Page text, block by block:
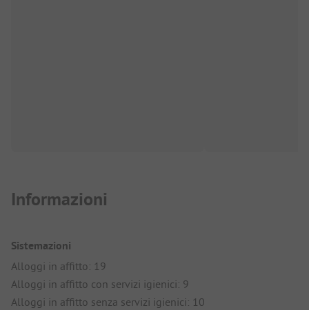
Informazioni
Sistemazioni
Alloggi in affitto: 19
Alloggi in affitto con servizi igienici: 9
Alloggi in affitto senza servizi igienici: 10